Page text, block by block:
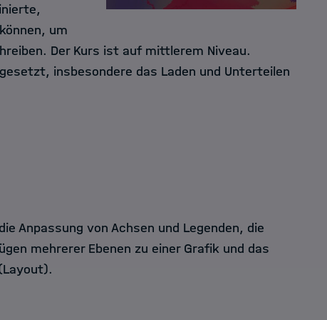
um
Der Kurs ist auf mittlerem Niveau.
insbesondere das Laden und Unterteilen
Anpassung von Achsen und Legenden, die
mehrerer Ebenen zu einer Grafik und das